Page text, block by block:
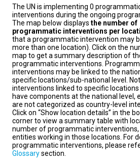
The UN is implementing 0
interventions during the ongoing
The map below displays the number of
programmatic interventions per
that a programmatic intervention may
more than one location). Click on the
map to get a summary description of
programmatic interventions.
interventions may be linked to the
specific locations/sub-national level.
interventions linked to specific
have components at the national level,
are not categorized as country-level
Click on “Show location details” in the
corner to view a summary table with
number of programmatic interventions,
entities working in those locations. For
programmatic interventions, please
Glossarysection.